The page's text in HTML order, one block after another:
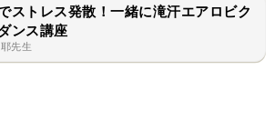
ストレス発散！一緒に滝汗エアロビク
ンス講座
先生